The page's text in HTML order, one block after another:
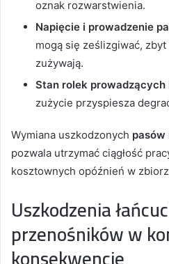
oznak rozwarstwienia.
Napięcie i prowadzenie
mogą się ześlizgiwać,
zużywają.
Stan rolek prowadzących
zużycie przyspiesza
Wymiana uszkodzonych pasów
pozwala utrzymać ciągłość
kosztownych opóźnień w
Uszkodzenia
przenośników w